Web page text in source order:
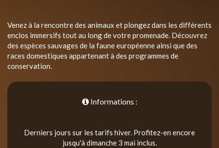
Venez à la rencontre des animaux et plongez dans les différents
enclos immersifs tout au long de votre promenade. Découvrez
des espèces sauvages de la faune européenne ainsi que des
races domestiques appartenant à des programmes de
conservation.
Informations :
Derniers jours sur les tarifs hiver. Profitez-en encore
jusqu'à dimanche 3 mai inclus.